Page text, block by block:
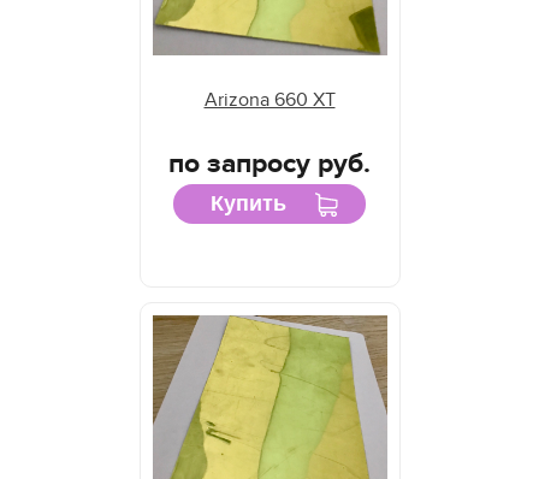
Arizona 660 XT
по запросу руб.
Купить
Отражатели DuPont
Отражатели EFI Rastek
Отражатели Flora
Отражатели Fujifilm
Отражатели GCC
Отражатели Grapo
Отражатели Inca